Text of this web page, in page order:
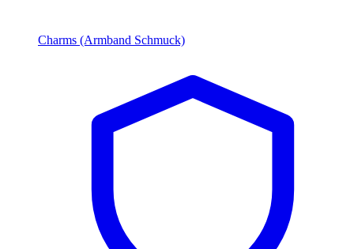
Charms (Armband Schmuck)